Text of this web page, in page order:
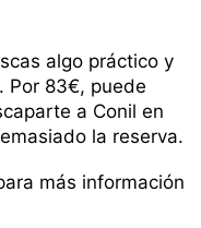
algo práctico y
Por 83€, puede
a Conil en
la reserva.
más información